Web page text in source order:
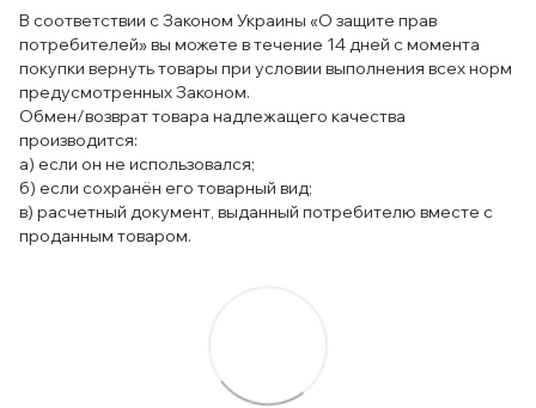
В соответствии с Законом Украины «О защите прав
потребителей» вы можете в течение 14 дней с момента
покупки вернуть товары при условии выполнения всех норм
предусмотренных Законом.
Обмен/возврат товара надлежащего качества
производится:
а) если он не использовался;
б) если сохранён его товарный вид;
в) расчетный документ, выданный потребителю вместе с
проданным товаром.